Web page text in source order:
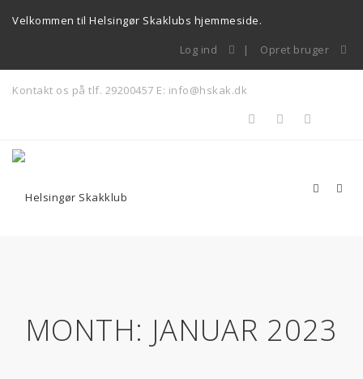
Velkommen til Helsingør Skaklubs hjemmeside.
Log ind
Opret bruger
Kontakt os på tlf. 29200457 E: info@hskak.dk
MONTH: JANUAR 2023